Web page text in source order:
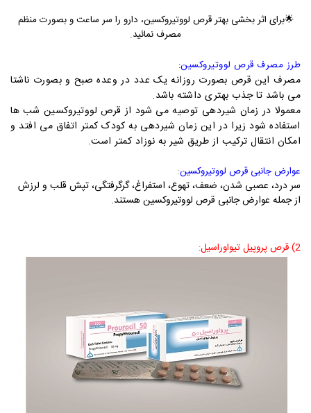
🌟برای اثر بخشی بهتر قرص لووتیروکسین، دارو را سر ساعت و بصورت منظم
مصرف نمائید.
طرز مصرف قرص لووتیروکسین:
مصرف این قرص بصورت روزانه یک عدد در وعده صبح و بصورت ناشتا
می باشد تا جذب بهتری داشته باشد.
معمولا در زمان شیردهی توصیه می شود از قرص لووتیروکسین شب ها
استفاده شود زیرا در این زمان شیردهی به کودک کمتر اتفاق می افتد و
امکان انتقال ترکیب از طریق شیر به نوزاد کمتر است.
عوارض جانبی قرص لووتیروکسین:
سر درد، عصبی شدن، ضعف، تهوع، استفراغ، گرگرفتگی، تپش قلب و لرزش
از جمله عوارض جانبی قرص لووتیروکسین هستند.
2) قرص پروپیل تیواوراسیل: